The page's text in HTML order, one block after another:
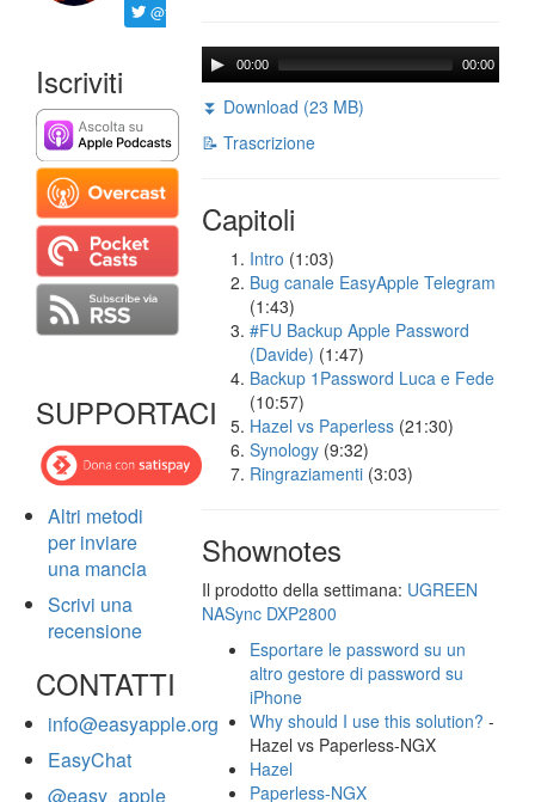
@ftrava
Iscriviti
SUPPORTACI
Altri metodi
per inviare
una mancia
Scrivi una
recensione
CONTATTI
info@easyapple.org
EasyChat
@easy_apple
00:00 00:00
⏬ Download (23 MB)
📝 Trascrizione
Capitoli
Intro (1:03)
Bug canale EasyApple Telegram
(1:43)
#FU Backup Apple Password
(Davide) (1:47)
Backup 1Password Luca e Fede
(10:57)
Hazel vs Paperless (21:30)
Synology (9:32)
Ringraziamenti (3:03)
Shownotes
Il prodotto della settimana: UGREEN
NASync DXP2800
Esportare le password su un
altro gestore di password su
iPhone
Why should I use this solution? -
Hazel vs Paperless-NGX
Hazel
Paperless-NGX